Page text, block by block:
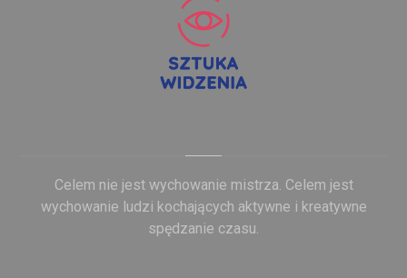
Celem nie jest wychowanie mistrza. Celem jest
wychowanie ludzi kochających aktywne i kreatywne
spędzanie czasu.